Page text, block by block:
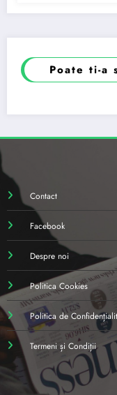
Poate ti-a
Contact
Facebook
Despre noi
Politica Cookies
Politica de
Termeni și Condiții